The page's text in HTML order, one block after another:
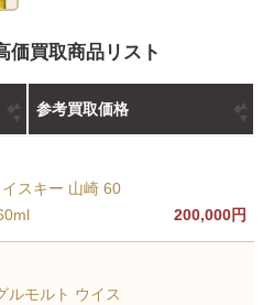
価買取商品リスト
参考買取価格
スキー 山崎 60
200,000円
ルモルト ウイス